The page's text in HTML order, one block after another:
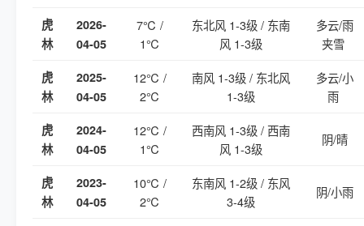
虎
林
2026-
04-05
7℃ /
1℃
东北风 1-3级 / 东南
风 1-3级
多云/雨
夹雪
虎
林
2025-
04-05
12℃ /
2℃
南风 1-3级 / 东北风
1-3级
多云/小
雨
虎
林
2024-
04-05
12℃ /
1℃
西南风 1-3级 / 西南
风 1-3级
阴/晴
虎
林
2023-
04-05
10℃ /
2℃
东南风 1-2级 / 东风
3-4级
阴/小雨